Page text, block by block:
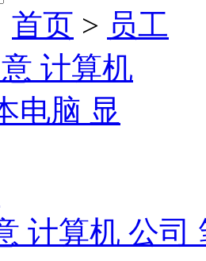
首页 > 员工
计算机 公司